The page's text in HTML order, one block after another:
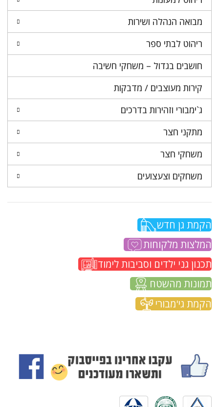
מבואה הנהלה ושירות
ריהוט לבתי ספר
חושבים בגדול – משחקי חשיבה
קירות מעוצבים / מדבקות
ג`ימבורי וזהירות בדרכים
מתקני חצר
משחקי חצר
משחקים וצעצועים
הקמת גן חדש
המלצות מלקוחות
תכנון גני ילדים וסביבות לימוד
תמונות מהשטח
הקמת גי'מבורי